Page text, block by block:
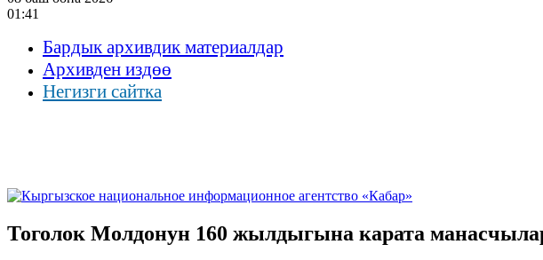
01:41
Бардык архивдик материалдар
Архивден издөө
Негизги сайтка
Тоголок Молдонун 160 жылдыгына карата